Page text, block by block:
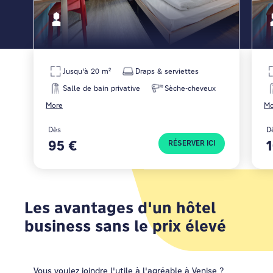
More
Jusqu'à 20 m²
Draps & serviettes
Salle de bain privative
Sèche-cheveux
Dès
95 € RÉSERVER ICI
Les avantages d'un hôtel
business sans le prix élevé
Vous voulez joindre l'utile à l'agréable à Venise ?